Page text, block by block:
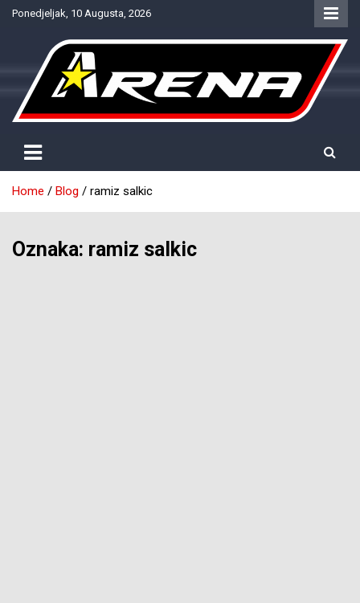
SkipPonedjeljak, 10 Augusta, 2026
NTV Arena
Home Blog ramiz salkic
Oznaka: ramiz salkic